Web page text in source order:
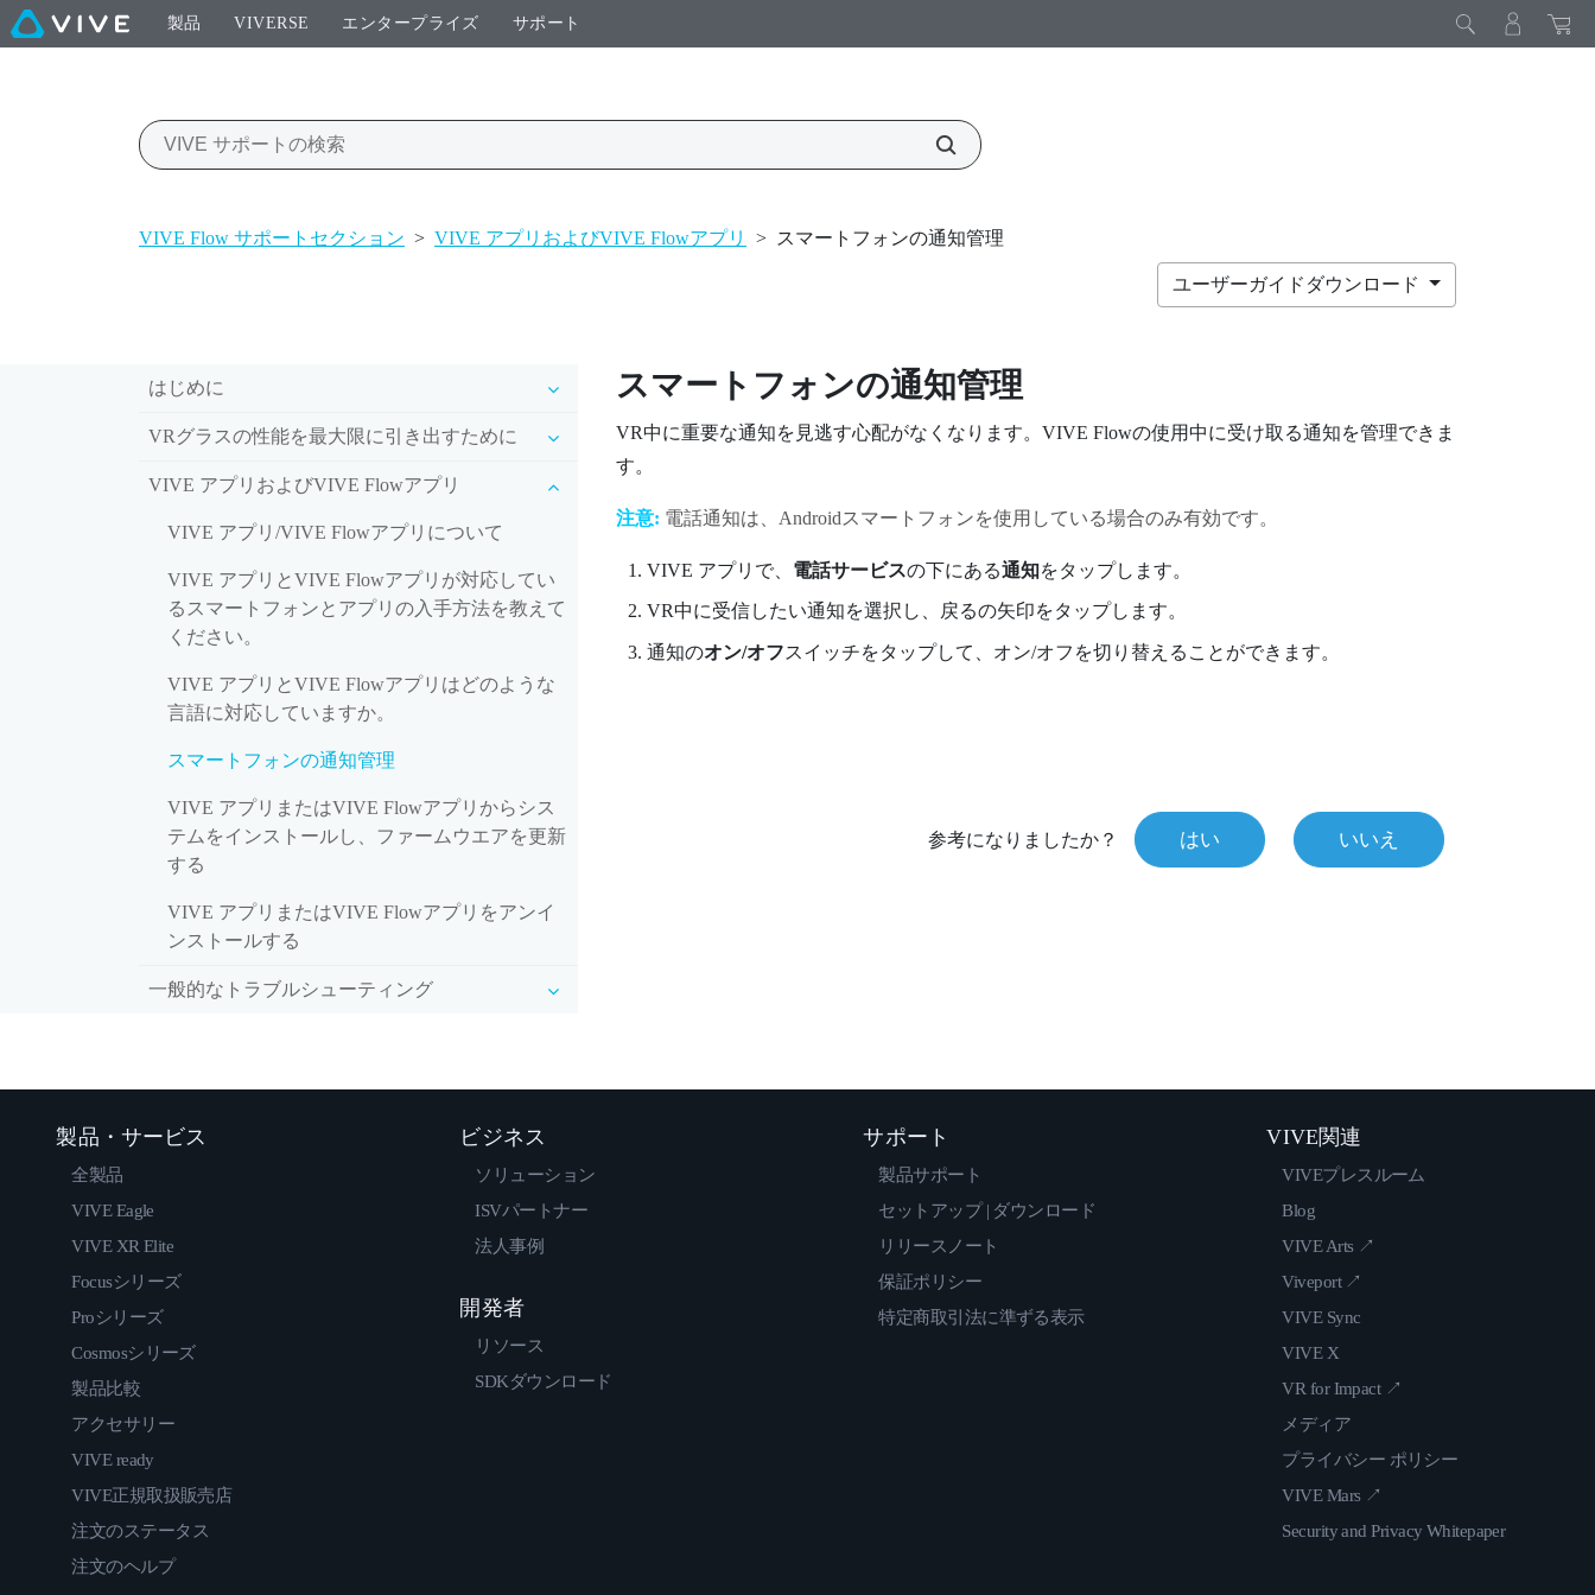
製品 VIVERSE エンタープライズ サポート
VIVE Flow サポートセクション > VIVE アプリおよびVIVE Flowアプリ > スマートフォンの通知管理
ユーザーガイドダウンロード
はじめに
VRグラスの性能を最大限に引き出すために
VIVE アプリおよびVIVE Flowアプリ
VIVE アプリ/VIVE Flowアプリについて
VIVE アプリとVIVE Flowアプリが対応してい
るスマートフォンとアプリの入手方法を教えて
ください。
VIVE アプリとVIVE Flowアプリはどのような
言語に対応していますか。
スマートフォンの通知管理
VIVE アプリまたはVIVE Flowアプリからシス
テムをインストールし、ファームウエアを更新
する
VIVE アプリまたはVIVE Flowアプリをアンイ
ンストールする
一般的なトラブルシューティング
スマートフォンの通知管理
VR中に重要な通知を見逃す心配がなくなります。 VIVE Flowの使用中に受け取る通知を管理できま
す。
注意: 電話通知は、 Androidスマートフォンを使用している場合のみ有効です。
VIVE アプリ で、 電話サービスの下にある通知をタップします。
VR中に受信したい通知を選択し、戻るの矢印をタップします。
通知のオン/オフスイッチをタップして、オン/オフを切り替えることができます。
参考になりましたか？ はい いいえ
製品・サービス
全製品
VIVE Eagle
VIVE XR Elite
Focusシリーズ
Proシリーズ
Cosmosシリーズ
製品比較
アクセサリー
VIVE ready
VIVE正規取扱販売店
注文のステータス
注文のヘルプ
ビジネス
ソリューション
ISVパートナー
法人事例
開発者
リソース
SDKダウンロード
サポート
製品サポート
セットアップ | ダウンロード
リリースノート
保証ポリシー
特定商取引法に準ずる表示
VIVE関連
VIVEプレスルーム
Blog
VIVE Arts ↗
Viveport ↗
VIVE Sync
VIVE X
VR for Impact ↗
メディア
プライバシー ポリシー
VIVE Mars ↗
Security and Privacy Whitepaper